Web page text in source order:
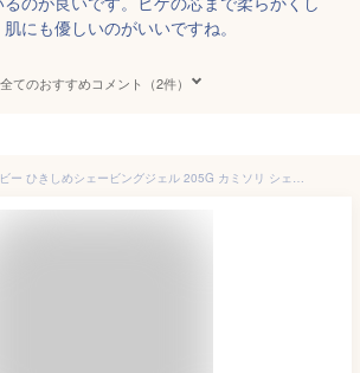
肌にも優しいのがいいですね。
全てのおすすめコメント（2件）
マンダム ギャツビー ひきしめシェービングジェル 205G カミソリ シェービング シェービング剤(代引不可)